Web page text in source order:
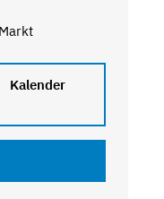
Kalender